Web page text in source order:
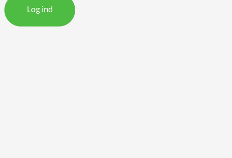
Log ind